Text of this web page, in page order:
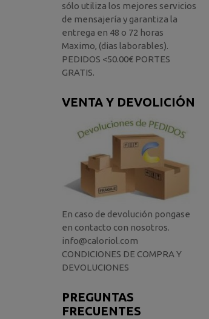
sólo utiliza los mejores servicios
de mensajería y garantiza la
entrega en 48 o 72 horas
Maximo, (dias laborables).
PEDIDOS <50.00€ PORTES
GRATIS.
VENTA Y DEVOLICIÓN
En caso de devolución pongase
en contacto con nosotros.
info@caloriol.com
CONDICIONES DE COMPRA Y
DEVOLUCIONES
PREGUNTAS
FRECUENTES